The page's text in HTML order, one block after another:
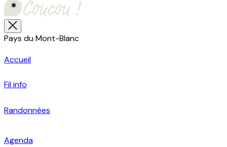
Pays du Mont-Blanc
Accueil
Fil info
Randonnées
Agenda